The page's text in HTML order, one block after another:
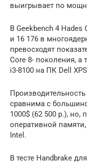
выигрывает по
В Geekbench 4
и 16 176 в
превосходят
Core 8- поколения, а
i3-8100 на ПК Dell
сравнима с
1000$ (62 500 р.), но,
оперативной
Intel.
В тесте Handbrake